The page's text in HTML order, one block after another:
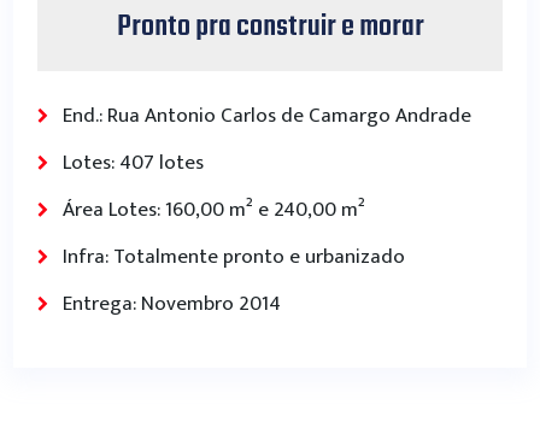
Pronto pra construir e morar
End.: Rua Antonio Carlos de Camargo Andrade
Lotes: 407 lotes
Área Lotes: 160,00 m² e 240,00 m²
Infra: Totalmente pronto e urbanizado
Entrega: Novembro 2014